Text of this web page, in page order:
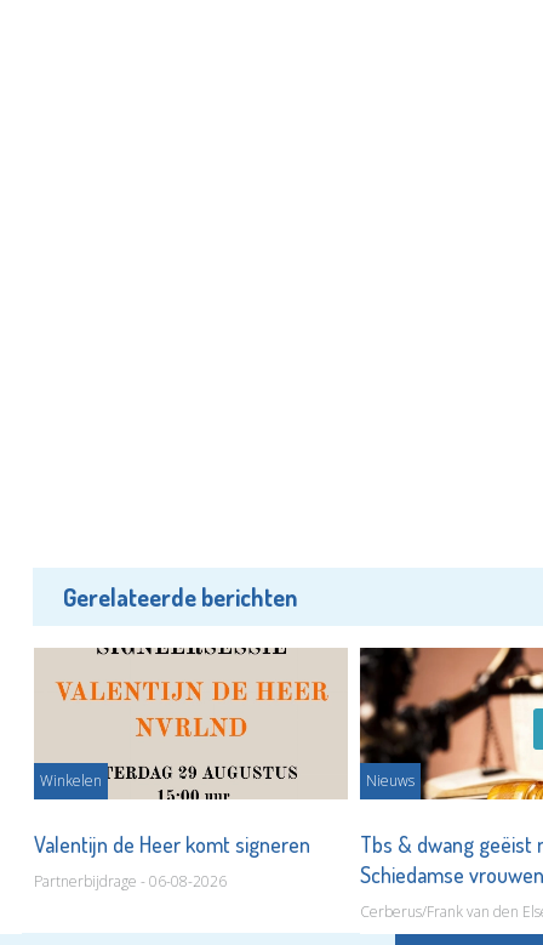
Gerelateerde berichten
Winkelen
Valentijn de Heer komt signeren
Partnerbijdrage - 06-08-2026
Nieuws
Tbs & dwang geëist
Schiedamse
Cerberus/Frank van den